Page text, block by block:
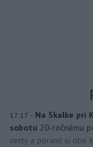
17:17 - Na Skalke pri
sobotu 20-ročnému
cesty a poranil si obe